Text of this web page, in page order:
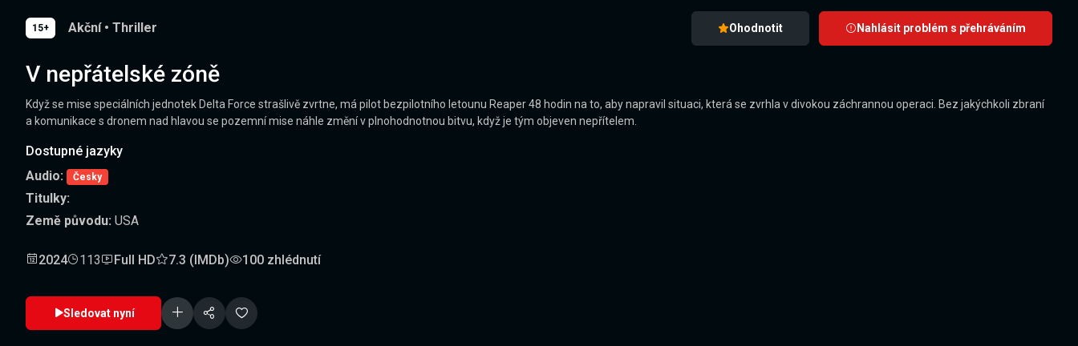
15+ Akční • Thriller Ohodnotit Nahlásit problém s přehráváním
V nepřátelské zóně
Když se mise speciálních jednotek Delta Force strašlivě zvrtne, má pilot bezpilotního letounu Reaper 48 hodin na to, aby napravil situaci, která se zvrhla v divokou záchrannou operaci. Bez jakýchkoli zbraní
a komunikace s dronem nad hlavou se pozemní mise náhle změní v plnohodnotnou bitvu, když je tým objeven nepřítelem.
Dostupné jazyky
Audio:
Česky
Titulky:
Země původu: USA
2024 113 Full HD 7.3 (IMDb) 100 zhlédnutí
Sledovat nyní